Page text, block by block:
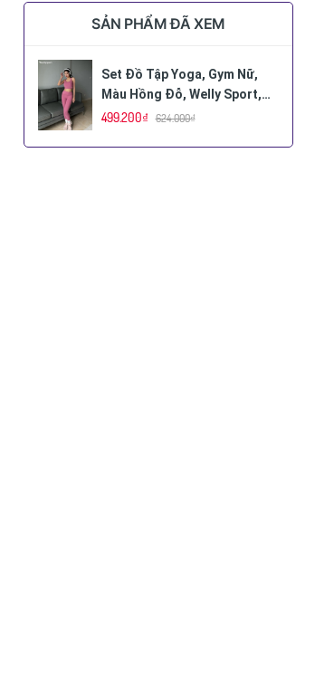
SẢN PHẨM ĐÃ XEM
Set Đồ Tập Yoga, Gym Nữ,
Màu Hồng Đỗ, Welly Sport,
Mã LCCH
499.200₫ 624.000₫